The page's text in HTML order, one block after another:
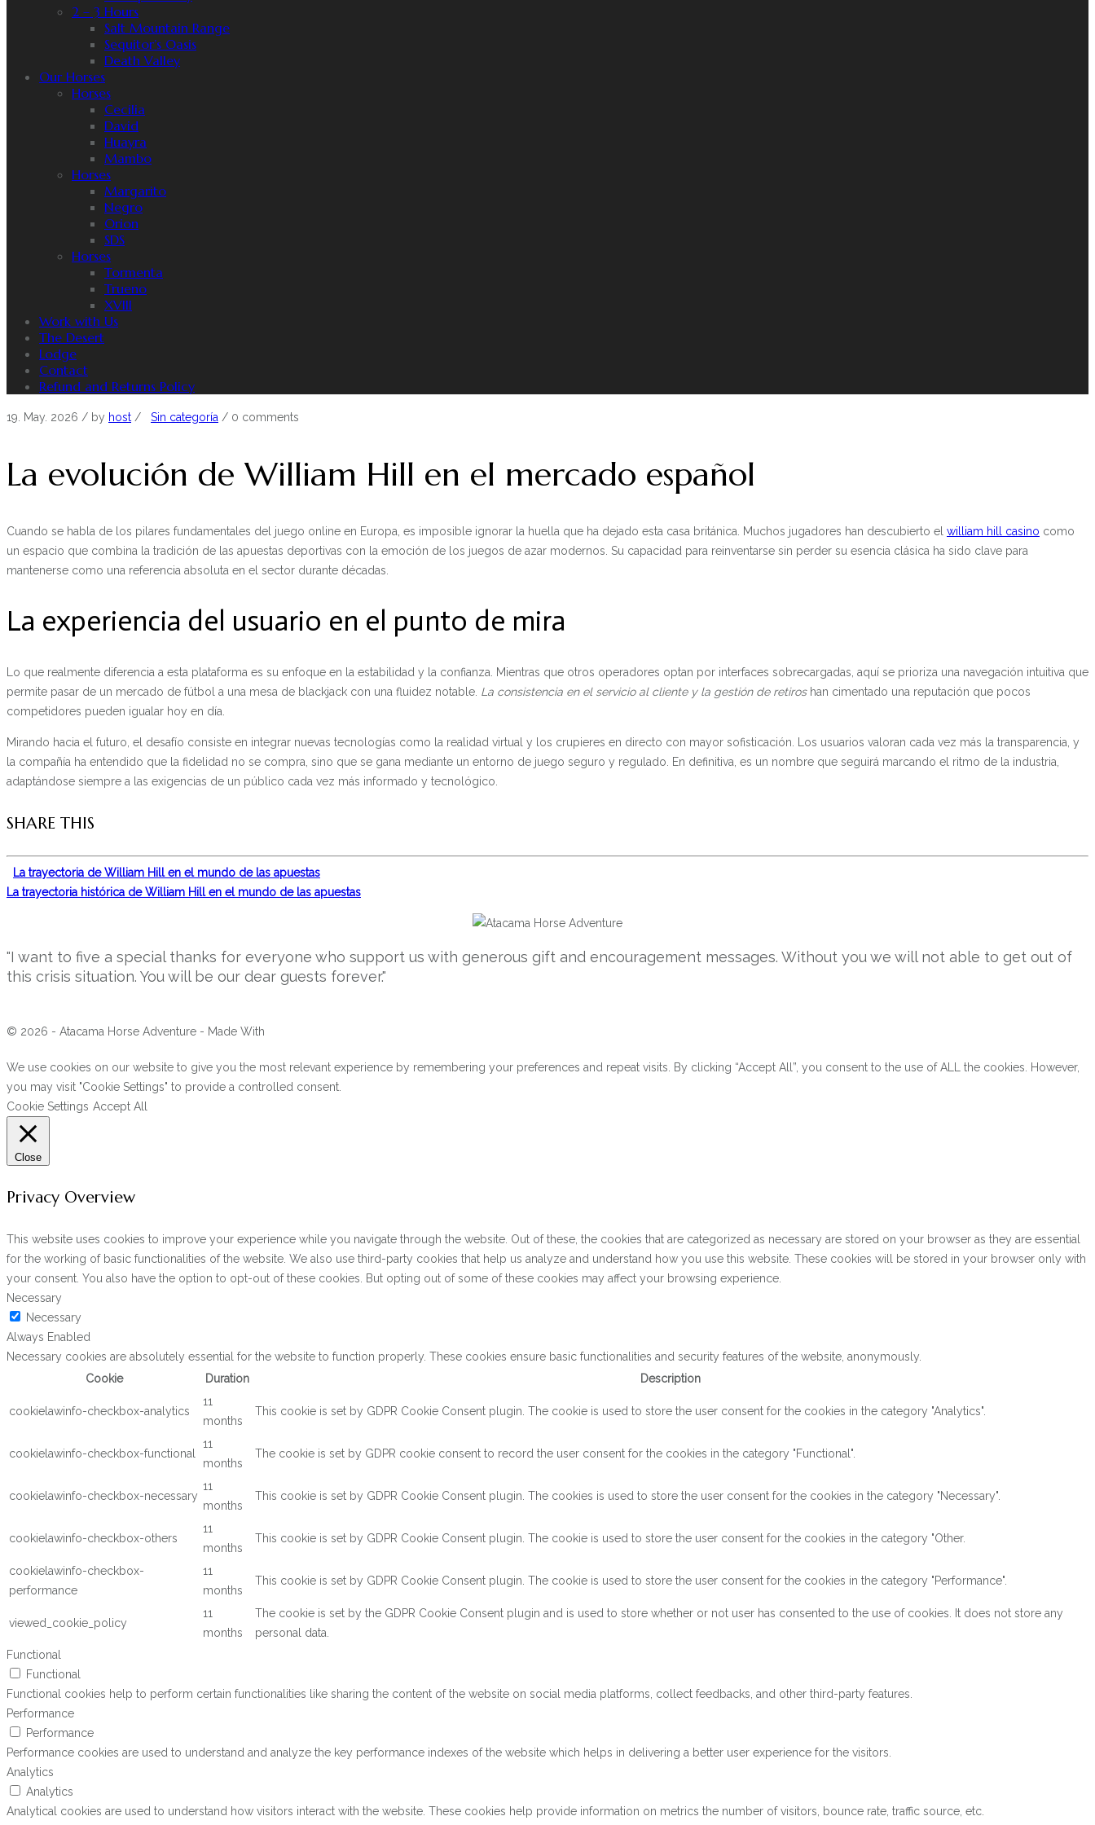
2 – 3 Hours
Salt Mountain Range
Sequitor’s Oasis
Death Valley
Our Horses
Horses
Cecilia
David
Huayra
Mambo
Horses
Margarito
Negro
Orion
SDS
Horses
Tormenta
Trueno
XVIII
Work with Us
The Desert
Lodge
Contact
Refund and Returns Policy
19. May. 2026 / by host / Sin categoría / 0 comments
La evolución de William Hill en el mercado español
Cuando se habla de los pilares fundamentales del juego online en Europa, es imposible ignorar la huella que ha dejado esta casa británica. Muchos jugadores han descubierto el william hill casino como
un espacio que combina la tradición de las apuestas deportivas con la emoción de los juegos de azar modernos. Su capacidad para reinventarse sin perder su esencia clásica ha sido clave para
mantenerse como una referencia absoluta en el sector durante décadas.
La experiencia del usuario en el punto de mira
Lo que realmente diferencia a esta plataforma es su enfoque en la estabilidad y la confianza. Mientras que otros operadores optan por interfaces sobrecargadas, aquí se prioriza una navegación intuitiva que
permite pasar de un mercado de fútbol a una mesa de blackjack con una fluidez notable. La consistencia en el servicio al cliente y la gestión de retiroshan cimentado una reputación que pocos
competidores pueden igualar hoy en día.
Mirando hacia el futuro, el desafío consiste en integrar nuevas tecnologías como la realidad virtual y los crupieres en directo con mayor sofisticación. Los usuarios valoran cada vez más la transparencia, y
la compañía ha entendido que la fidelidad no se compra, sino que se gana mediante un entorno de juego seguro y regulado. En definitiva, es un nombre que seguirá marcando el ritmo de la industria,
adaptándose siempre a las exigencias de un público cada vez más informado y tecnológico.
SHARE THIS
La trayectoria de William Hill en el mundo de las apuestas
La trayectoria histórica de William Hill en el mundo de las apuestas
"I want to five a special thanks for everyone who support us with generous gift and encouragement messages. Without you we will not able to get out of
this crisis situation. You will be our dear guests forever."
© 2026 - Atacama Horse Adventure - Made With
We use cookies on our website to give you the most relevant experience by remembering your preferences and repeat visits. By clicking “Accept All”, you consent to the use of ALL the cookies. However,
you may visit "Cookie Settings" to provide a controlled consent.
Cookie Settings Accept All
Close
Privacy Overview
This website uses cookies to improve your experience while you navigate through the website. Out of these, the cookies that are categorized as necessary are stored on your browser as they are essential
for the working of basic functionalities of the website. We also use third-party cookies that help us analyze and understand how you use this website. These cookies will be stored in your browser only with
your consent. You also have the option to opt-out of these cookies. But opting out of some of these cookies may affect your browsing experience.
Necessary
Necessary
Always Enabled
Necessary cookies are absolutely essential for the website to function properly. These cookies ensure basic functionalities and security features of the website, anonymously.
Cookie
Duration Description
cookielawinfo-checkbox-analytics
11
months
This cookie is set by GDPR Cookie Consent plugin. The cookie is used to store the user consent for the cookies in the category "Analytics".
cookielawinfo-checkbox-functional
11
months
The cookie is set by GDPR cookie consent to record the user consent for the cookies in the category "Functional".
cookielawinfo-checkbox-necessary
11
months
This cookie is set by GDPR Cookie Consent plugin. The cookies is used to store the user consent for the cookies in the category "Necessary".
cookielawinfo-checkbox-others
11
months
This cookie is set by GDPR Cookie Consent plugin. The cookie is used to store the user consent for the cookies in the category "Other.
cookielawinfo-checkbox-
performance
11
months
This cookie is set by GDPR Cookie Consent plugin. The cookie is used to store the user consent for the cookies in the category "Performance".
viewed_cookie_policy
11
months
The cookie is set by the GDPR Cookie Consent plugin and is used to store whether or not user has consented to the use of cookies. It does not store any
personal data.
Functional
Functional
Functional cookies help to perform certain functionalities like sharing the content of the website on social media platforms, collect feedbacks, and other third-party features.
Performance
Performance
Performance cookies are used to understand and analyze the key performance indexes of the website which helps in delivering a better user experience for the visitors.
Analytics
Analytics
Analytical cookies are used to understand how visitors interact with the website. These cookies help provide information on metrics the number of visitors, bounce rate, traffic source, etc.